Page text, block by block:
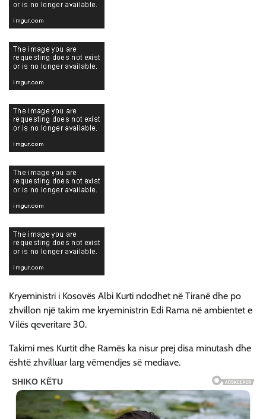
Kryeministri i Kosovës Albi Kurti ndodhet në Tiranë dhe po
zhvillon një takim me kryeministrin Edi Rama në ambientet e
Vilës qeveritare 30.
Takimi mes Kurtit dhe Ramës ka nisur prej disa minutash dhe
është zhvilluar larg vëmendjes së mediave.